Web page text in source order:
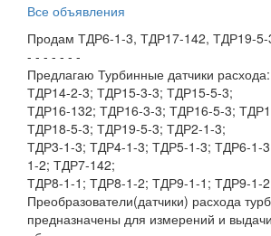
Все объявления
Продам ТДР6-1-3, ТДР17-142, ТДР19-
- - - - - - -
Предлагаю Турбинные датчики
ТДР14-2-3; ТДР15-3-3; ТДР15-5-3;
ТДР16-132; ТДР16-3-3; ТДР16-5-3;
ТДР18-5-3; ТДР19-5-3; ТДР2-1-3;
ТДР3-1-3; ТДР4-1-3; ТДР5-1-3; ТДР6-1-
1-2; ТДР7-142;
ТДР8-1-1; ТДР8-1-2; ТДР9-1-1; ТДР9-1-
Преобразователи(датчики) расхода
предназначены для измерений и